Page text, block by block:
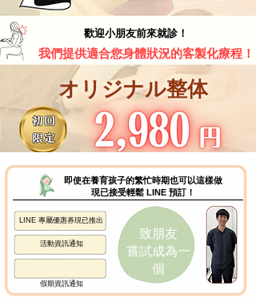
歡迎小朋友前來就診！
我們提供適合您身體狀況的客製化療程！
​オリジナル整体
假期資訊通知
即使在養育孩子的繁忙時期也可以這樣做
現已接受輕鬆 LINE 預訂！
LINE 專屬優惠券現已推出
活動資訊通知
致朋友
嘗試成為一
個